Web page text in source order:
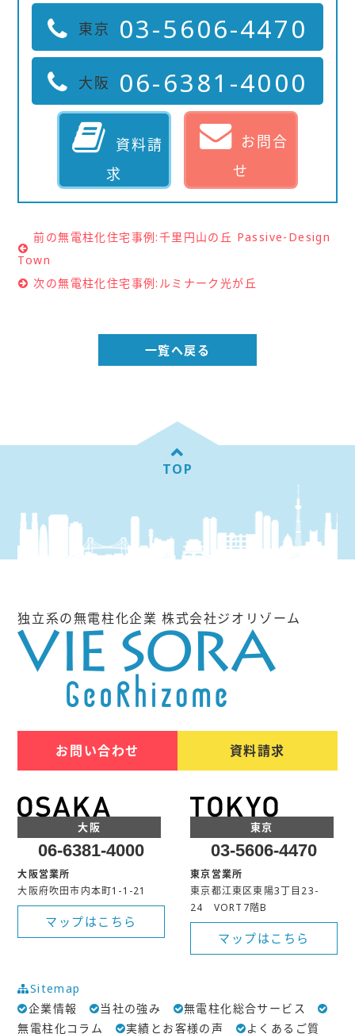
東京 03-5606-4470
大阪 06-6381-4000
資料請
求
お問合
せ
前の無電柱化住宅事例:千里円山の丘 Passive-Design
Town
次の無電柱化住宅事例:ルミナーク光が丘
一覧へ戻る
TOP
独立系の無電柱化企業 株式会社ジオリゾーム
お問い合わせ 資料請求
大阪
06-6381-4000
大阪営業所
大阪府吹田市内本町1-1-21
マップはこちら
東京
03-5606-4470
東京営業所
東京都江東区東陽3丁目23-
24 VORT7階B
マップはこちら
Sitemap
企業情報
当社の強み
無電柱化総合サービス
無電柱化コラム
実績とお客様の声 よくあるご質